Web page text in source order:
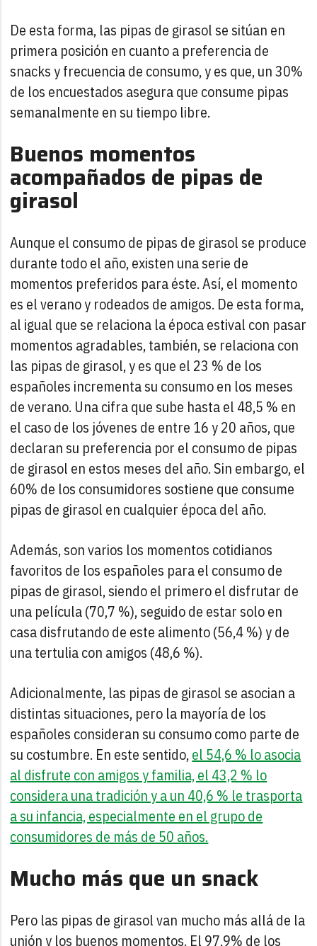
De esta forma, las pipas de girasol se sitúan en
primera posición en cuanto a preferencia de
snacks y frecuencia de consumo, y es que, un 30%
de los encuestados asegura que consume pipas
semanalmente en su tiempo libre.
Buenos momentos
acompañados de pipas de
girasol
Aunque el consumo de pipas de girasol se produce
durante todo el año, existen una serie de
momentos preferidos para éste. Así, el momento
es el verano y rodeados de amigos. De esta forma,
al igual que se relaciona la época estival con pasar
momentos agradables, también, se relaciona con
las pipas de girasol, y es que el 23 % de los
españoles incrementa su consumo en los meses
de verano. Una cifra que sube hasta el 48,5 % en
el caso de los jóvenes de entre 16 y 20 años, que
declaran su preferencia por el consumo de pipas
de girasol en estos meses del año. Sin embargo, el
60% de los consumidores sostiene que consume
pipas de girasol en cualquier época del año.
Además, son varios los momentos cotidianos
favoritos de los españoles para el consumo de
pipas de girasol, siendo el primero el disfrutar de
una película (70,7 %), seguido de estar solo en
casa disfrutando de este alimento (56,4 %) y de
una tertulia con amigos (48,6 %).
Adicionalmente, las pipas de girasol se asocian a
distintas situaciones, pero la mayoría de los
españoles consideran su consumo como parte de
su costumbre. En este sentido,el 54,6 % lo asocia
al disfrute con amigos y familia, el 43,2 % lo
considera una tradición y a un 40,6 % le trasporta
a su infancia, especialmente en el grupo de
consumidores de más de 50 años.
Mucho más que un snack
Pero las pipas de girasol van mucho más allá de la
unión y los buenos momentos. El 97,9% de los